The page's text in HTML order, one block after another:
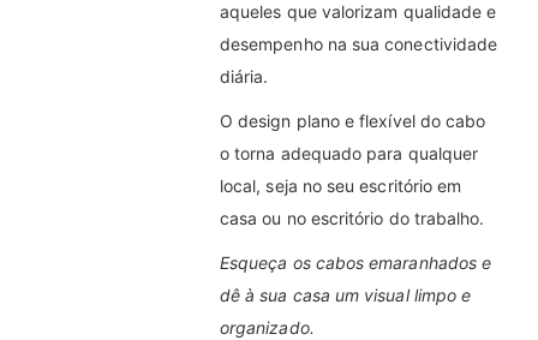
aqueles que valorizam qualidade e
desempenho na sua conectividade
diária.
O design plano e flexível do cabo
o torna adequado para qualquer
local, seja no seu escritório em
casa ou no escritório do trabalho.
Esqueça os cabos emaranhados e
dê à sua casa um visual limpo e
organizado.